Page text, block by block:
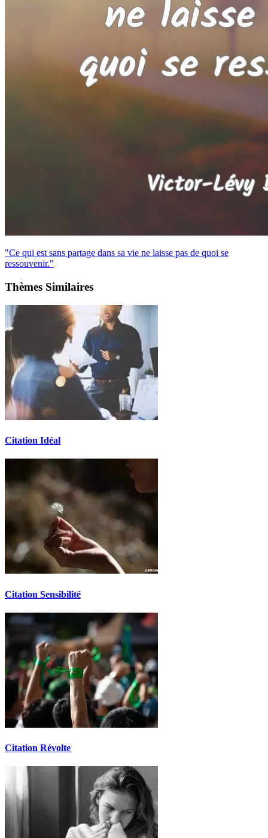
"Ce qui est sans partage dans sa vie ne laisse pas de quoi se
ressouvenir."
Thèmes Similaires
Citation Idéal
Citation Sensibilité
Citation Révolte